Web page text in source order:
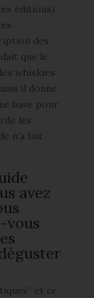
éditions).
des
que le
whiskies
il donne
base pour
les
n’a fait
avez
vous
et ce